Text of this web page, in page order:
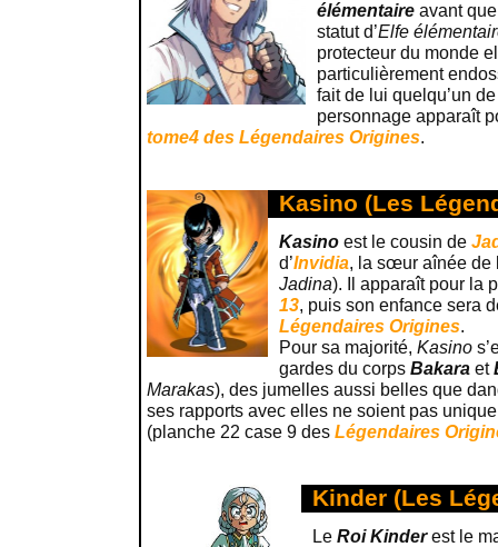
élémentaire avant
statut d’Elfe
protecteur du monde
particulièrement
fait de lui quelqu’un
personnage apparaît
tome4 des Légendaires Origines.
Kasino (Les
Kasino est le cousin de
d’Invidia, la sœur aînée de
Jadina). Il apparaît pour la
13, puis son enfance sera
Légendaires Origines.
Pour sa majorité, Kasino
gardes du corps Bakara et
Marakas), des jumelles aussi belles que
ses rapports avec elles ne soient pas
(planche 22 case 9 des Légendaires
Kinder (Les
Le Roi Kinderest le